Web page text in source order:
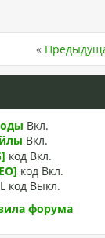
«
Вкл.
Вкл.
код Вкл.
код Вкл.
код Выкл.
форума